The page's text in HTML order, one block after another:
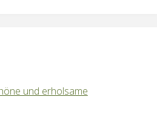
und erholsame